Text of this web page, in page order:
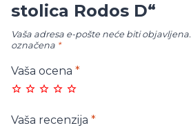
stolica Rodos D“
Vaša adresa e-pošte neće biti objavljena.
označena *
Vaša ocena *
Vaša recenzija *